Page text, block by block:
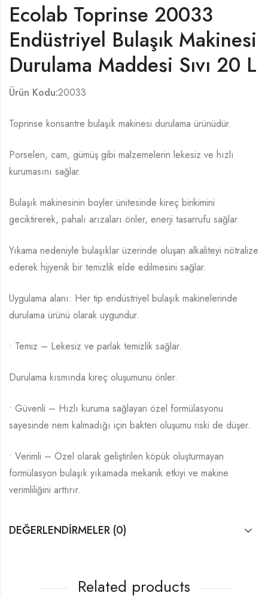
Ecolab Toprinse 20033
Endüstriyel Bulaşık Makinesi
Durulama Maddesi Sıvı 20 L
Ürün Kodu:20033
Toprinse konsantre bulaşık makinesi durulama ürünüdür.
Porselen, cam, gümüş gibi malzemelerin lekesiz ve hızlı
kurumasını sağlar.
Bulaşık makinesinin boyler ünitesinde kireç birikimini
geciktirerek, pahalı arızaları önler, enerji tasarrufu sağlar.
Yıkama nedeniyle bulaşıklar üzerinde oluşan alkaliteyi nötralize
ederek hijyenik bir temizlik elde edilmesini sağlar.
Uygulama alanı: Her tip endüstriyel bulaşık makinelerinde
durulama ürünü olarak uygundur.
• Temiz – Lekesiz ve parlak temizlik sağlar.
Durulama kısmında kireç oluşumunu önler.
• Güvenli – Hızlı kuruma sağlayan özel formülasyonu
sayesinde nem kalmadığı için bakteri oluşumu riski de düşer.
• Verimli – Özel olarak geliştirilen köpük oluşturmayan
formülasyon bulaşık yıkamada mekanik etkiyi ve makine
verimliliğini arttırır.
DEĞERLENDIRMELER (0)
Related products